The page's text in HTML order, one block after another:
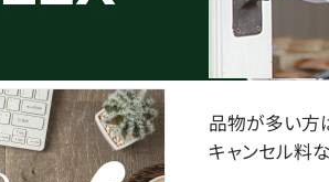
品物が多い方
キャンセル料